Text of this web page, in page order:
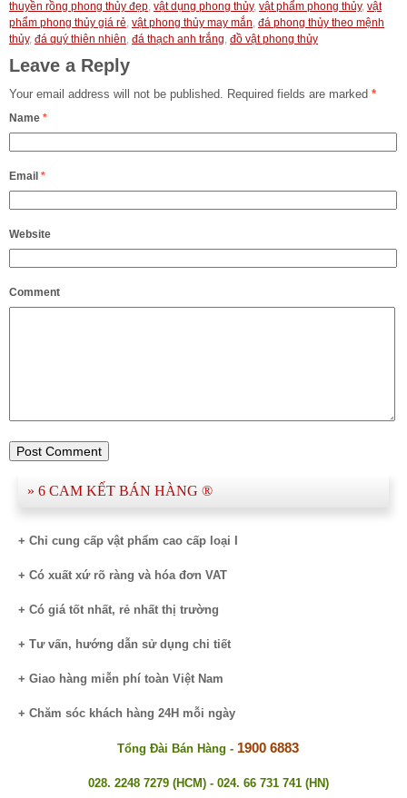
thuyền rồng phong thủy đẹp, vật dụng phong thủy, vật phẩm phong thủy, vật
phẩm phong thủy giá rẻ, vật phong thủy may mắn, đá phong thủy theo mệnh
thủy, đá quý thiên nhiên, đá thạch anh trắng, đồ vật phong thủy
Leave a Reply
Your email address will not be published. Required fields are marked *
Name *
Email *
Website
Comment
» 6 CAM KẾT BÁN HÀNG ®​
+ Chỉ cung cấp vật phẩm cao cấp loại I
+ Có xuất xứ rõ ràng và hóa đơn VAT
+ Có giá tốt nhất, rẻ nhất thị trường
+ Tư vấn, hướng dẫn sử dụng chi tiết
+ Giao hàng miễn phí toàn Việt Nam
+ Chăm sóc khách hàng 24H mỗi ngày
Tổng Đài Bán Hàng - 1900 6883
028. 2248 7279 (HCM) - 024. 66 731 741 (HN)